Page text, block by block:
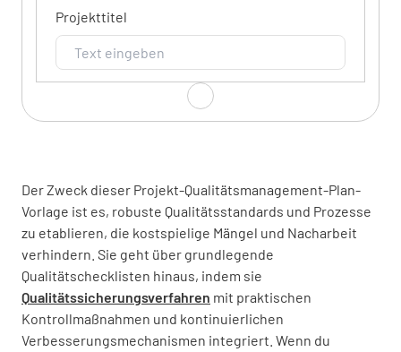
Der Zweck dieser Projekt-Qualitätsmanagement-Plan-
Vorlage ist es, robuste Qualitätsstandards und Prozesse
zu etablieren, die kostspielige Mängel und Nacharbeit
verhindern. Sie geht über grundlegende
Qualitätschecklisten hinaus, indem sie
Qualitätssicherungsverfahren mit praktischen
Kontrollmaßnahmen und kontinuierlichen
Verbesserungsmechanismen integriert. Wenn du
Projekttitel
Projektmanager